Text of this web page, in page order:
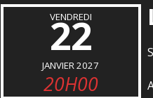
VENDREDI
22
JANVIER 2027
20H00